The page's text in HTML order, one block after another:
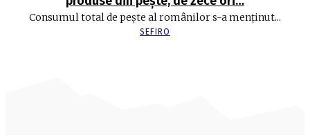
Consumul total de peşte al ro­mâ­nilor s-a menţinut...
SEFIRO